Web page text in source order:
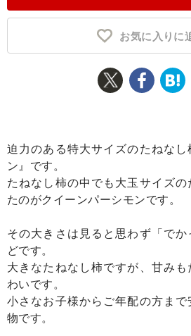
お気に入りに
迫力のある特大サイズのたねな
ン』です。
たねなし柿の中でも大玉サイズ
たのがクイーンパーシモンです。
その大きさは見ると思わず「で
どです。
大きなたねなし柿ですが、甘み
わいです。
小さなお子様からご年配の方ま
物です。